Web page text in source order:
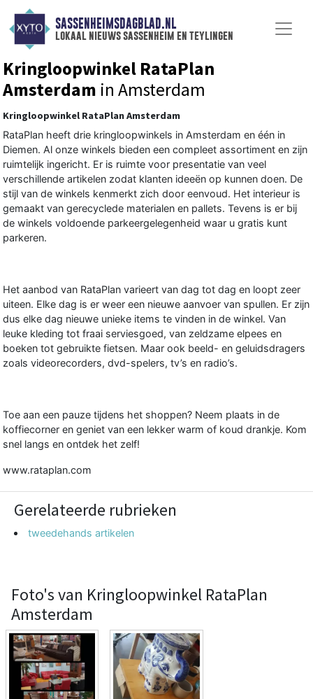
SASSENHEIMSDAGBLAD.NL
lokaal nieuws sassenheim en teylingen
Kringloopwinkel RataPlan
Amsterdam in Amsterdam
Kringloopwinkel RataPlan Amsterdam
RataPlan heeft drie kringloopwinkels in Amsterdam en één in
Diemen. Al onze winkels bieden een compleet assortiment en zijn
ruimtelijk ingericht. Er is ruimte voor presentatie van veel
verschillende artikelen zodat klanten ideeën op kunnen doen. De
stijl van de winkels kenmerkt zich door eenvoud. Het interieur is
gemaakt van gerecyclede materialen en pallets. Tevens is er bij
de winkels voldoende parkeergelegenheid waar u gratis kunt
parkeren.
Het aanbod van RataPlan varieert van dag tot dag en loopt zeer
uiteen. Elke dag is er weer een nieuwe aanvoer van spullen. Er zijn
dus elke dag nieuwe unieke items te vinden in de winkel. Van
leuke kleding tot fraai serviesgoed, van zeldzame elpees en
boeken tot gebruikte fietsen. Maar ook beeld- en geluidsdragers
zoals videorecorders, dvd-spelers, tv’s en radio’s.
Toe aan een pauze tijdens het shoppen? Neem plaats in de
koffiecorner en geniet van een lekker warm of koud drankje. Kom
snel langs en ontdek het zelf!
www.rataplan.com
Gerelateerde rubrieken
tweedehands artikelen
Foto's van Kringloopwinkel RataPlan
Amsterdam